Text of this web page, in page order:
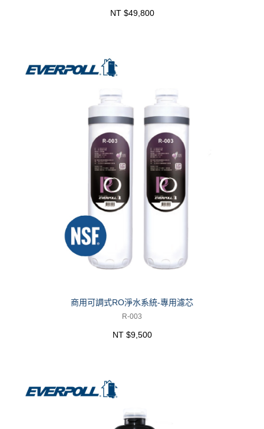
NT $49,800
商用可調式RO淨水系統-專用濾芯
R-003
NT $9,500